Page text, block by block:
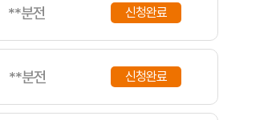
**분전 신청완료
**분전 신청완료